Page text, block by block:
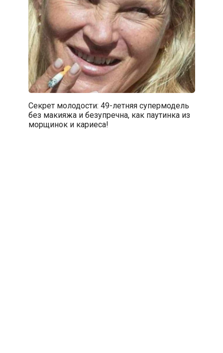
Секрет молодости: 49-летняя супермодель
без макияжа и безупречна, как паутинка из
морщинок и кариеса!